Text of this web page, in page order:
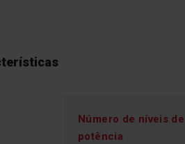
Número de níveis de
potência